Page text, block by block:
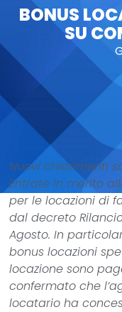
BONUS
SU
Nuovi chiarimenti
Entrate in merito
per le locazioni di
dal decreto
Agosto. In
bonus locazioni
locazione sono
confermato che
locatario ha